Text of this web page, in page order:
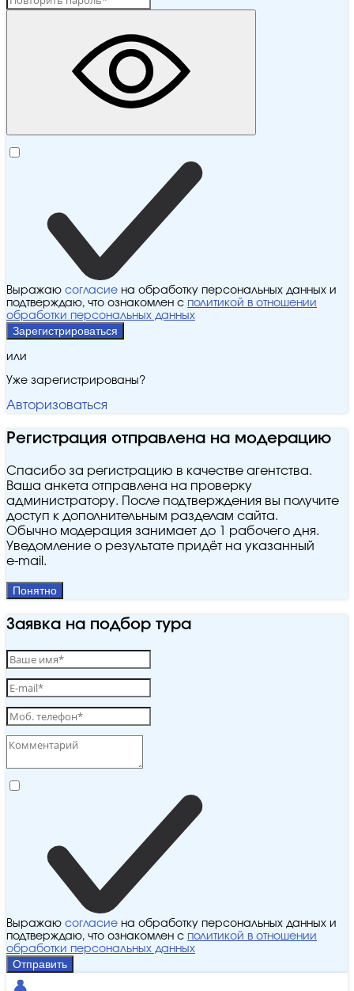
Выражаю согласие на обработку персональных данных и
подтверждаю, что ознакомлен с политикой в отношении
обработки персональных данных
Зарегистрироваться
или
Уже зарегистрированы?
Авторизоваться
Регистрация отправлена на модерацию
Спасибо за регистрацию в качестве агентства.
Ваша анкета отправлена на проверку
администратору. После подтверждения вы получите
доступ к дополнительным разделам сайта.
Обычно модерация занимает до 1 рабочего дня.
Уведомление о результате придёт на указанный
e‑mail.
Понятно
Заявка на подбор тура
Выражаю согласие на обработку персональных данных и
подтверждаю, что ознакомлен с политикой в отношении
обработки персональных данных
Отправить